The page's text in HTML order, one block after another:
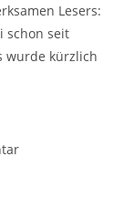
Lesers:
schon seit
wurde kürzlich